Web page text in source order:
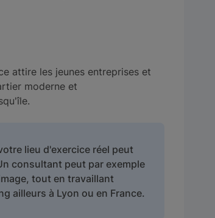
attire les jeunes entreprises et
moderne et
lieu d'exercice réel peut
consultant peut par exemple
tout en travaillant
ailleurs à Lyon ou en France.